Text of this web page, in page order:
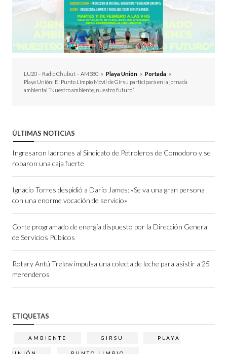
LU20 – Radio Chubut – AM580 » Playa Unión » Portada »
Playa Unión: El Punto Limpio Móvil de Girsu participará en la jornada
ambiental “Nuestro ambiente, nuestro futuro”
ÚLTIMAS NOTICIAS
Ingresaron ladrones al Sindicato de Petroleros de Comodoro y se
robaron una caja fuerte
Ignacio Torres despidió a Darío James: «Se va una gran persona
con una enorme vocación de servicio»
Corte programado de energía dispuesto por la Dirección General
de Servicios Públicos
Rotary Antú Trelew impulsa una colecta de leche para asistir a 25
merenderos
ETIQUETAS
AMBIENTE GIRSU PLAYA